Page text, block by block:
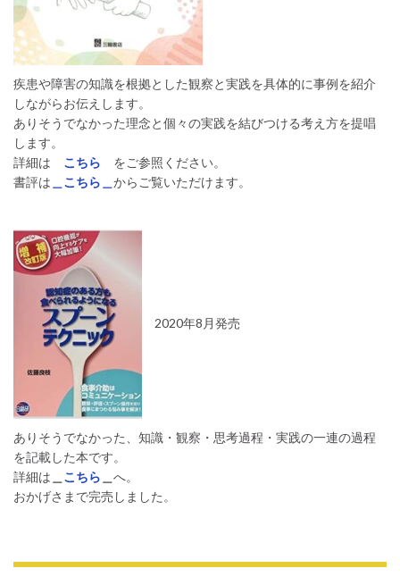
疾患や障害の知識を根拠とした観察と実践を具体的に事例を紹介
しながらお伝えします。
ありそうでなかった理念と個々の実践を結びつける考え方を提唱
します。
詳細は
こちら
をご参照ください。
書評は ＿こちら＿ からご覧いただけます。
2020年8月発売
ありそうでなかった、知識・観察・思考過程・実践の一連の過程
を記載した本です。
詳細は
こちら
へ。
おかげさまで完売しました。